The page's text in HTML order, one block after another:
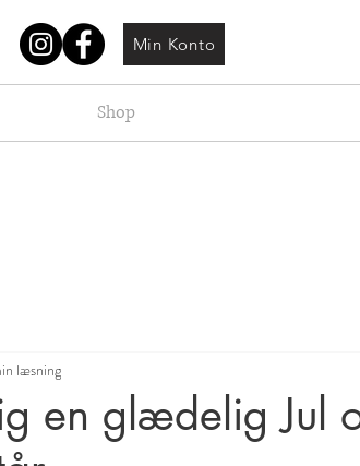
Min Konto
Shop
en glædelig Jul
læsning